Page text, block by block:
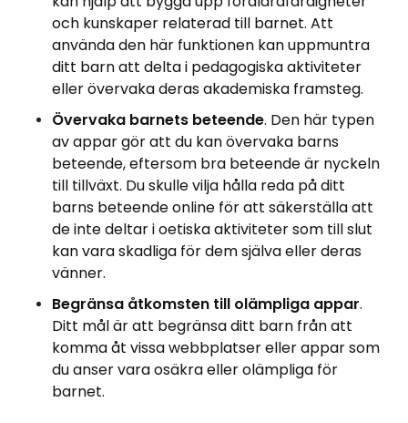
och kunskaper relaterad till barnet. Att
använda den här funktionen kan uppmuntra
ditt barn att delta i pedagogiska aktiviteter
eller övervaka deras akademiska framsteg.
Övervaka barnets beteende. Den här typen
av appar gör att du kan övervaka barns
beteende, eftersom bra beteende är nyckeln
till tillväxt. Du skulle vilja hålla reda på ditt
barns beteende online för att säkerställa att
de inte deltar i oetiska aktiviteter som till slut
kan vara skadliga för dem själva eller deras
vänner.
Begränsa åtkomsten till olämpliga appar.
Ditt mål är att begränsa ditt barn från att
komma åt vissa webbplatser eller appar som
du anser vara osäkra eller olämpliga för
barnet.